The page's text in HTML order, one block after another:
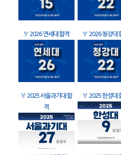
🏅 2026 연세대 합격 🏅 2026 청강대
🏅 2025 서울과기대 합
격
🏅 2025 한성대